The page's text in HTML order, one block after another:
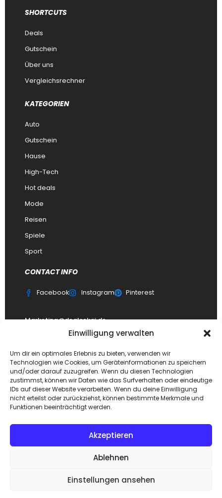
Einwilligung verwalten
Um dir ein optimales Erlebnis zu bieten, verwenden wir
Technologien wie Cookies, um Geräteinformationen zu speichern
und/oder darauf zuzugreifen. Wenn du diesen Technologien
zustimmst, können wir Daten wie das Surfverhalten oder eindeutige
IDs auf dieser Website verarbeiten. Wenn du deine Einwilligung
nicht erteilst oder zurückziehst, können bestimmte Merkmale und
Funktionen beeinträchtigt werden.
Akzeptieren
Ablehnen
Einstellungen ansehen
SHORTCUTS
Deals
Gutschein
Über uns
Vergleichsrechner
KATEGORIEN
Auto
Gutschein
Hause
High-Tech
Hot deals
Mode
Reisen
Spiele
Sport
CONTACT INFO
Facebook Instagram Pinterest
Marketing@dealsekai.de
Kontakt
datenschutzerklärung
Impressum
Haftungsausschluss
FAQ Dealsekai
Copyright © 2026. Designed by Dealsekaiteam. All Rights